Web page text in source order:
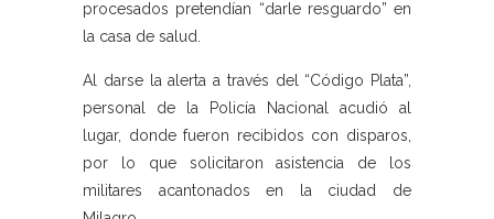
procesados pretendían “darle resguardo” en
la casa de salud.
Al darse la alerta a través del “Código Plata”,
personal de la Policía Nacional acudió al
lugar, donde fueron recibidos con disparos,
por lo que solicitaron asistencia de los
militares acantonados en la ciudad de